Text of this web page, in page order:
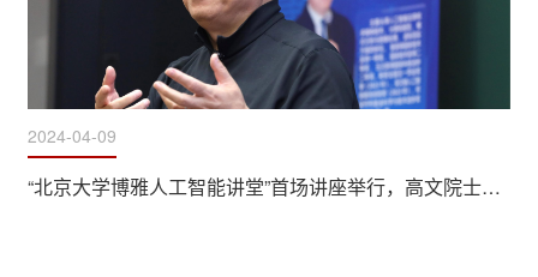
2024-04-09
“北京大学博雅人工智能讲堂”首场讲座举行，高文院士讲授“人工智能前沿技术和高质量发展解析”